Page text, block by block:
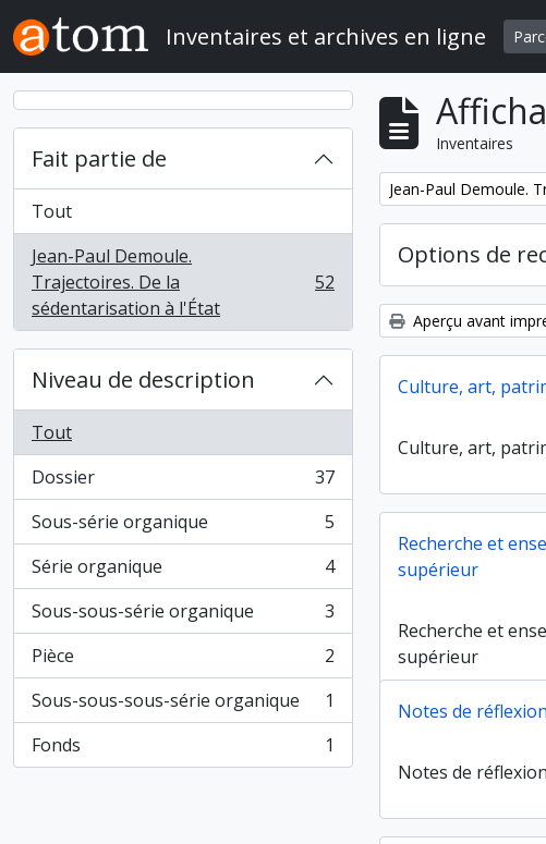
Skip to main content
Inventaires et archives en ligne
Fait partie de
Tout
Jean-Paul Demoule.
Trajectoires. De la
sédentarisation à l'État
, 52 résultats 52
Niveau de description
Tout
Dossier
, 37 résultats
37
Sous-série organique
, 5 résultats
5
Série organique
, 4 résultats
4
Sous-sous-série organique
, 3 résultats
3
Pièce
, 2 résultats
2
Sous-sous-sous-série organique
, 1 résultats
1
Fonds
, 1 résultats 1
Inventaires
Remove filter:
Jean-Paul Demoule.
Options de
Aperçu avant
Culture, art,
Culture, art,
Recherche et
supérieur
Recherche et
supérieur
Notes de réflexion
Notes de réflexion